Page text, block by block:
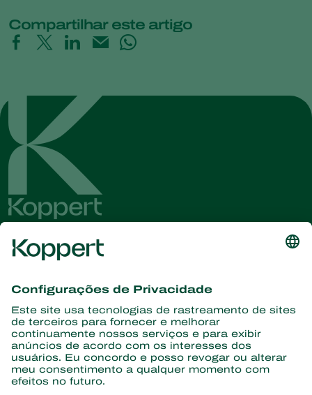
Compartilhar este artigo
informações
Assine aqui
Parceiros com a natureza